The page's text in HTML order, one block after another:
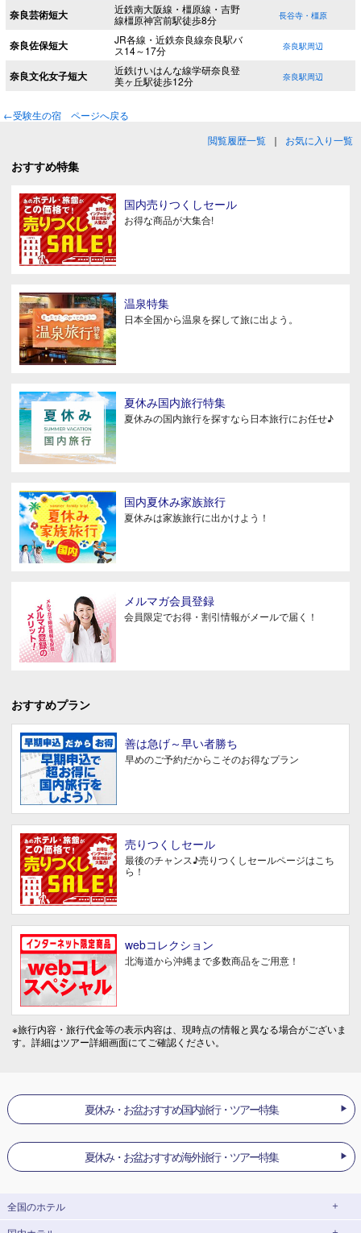
奈良芸術短大
近鉄南大阪線・橿原線・吉野
線橿原神宮前駅徒歩8分
長谷寺・橿原
奈良佐保短大
JR各線・近鉄奈良線奈良駅バ
ス14～17分
奈良駅周辺
奈良文化女子短大
近鉄けいはんな線学研奈良登
美ヶ丘駅徒歩12分
奈良駅周辺
←受験生の宿 ページへ戻る
閲覧履歴一覧 ｜ お気に入り一覧
おすすめ特集
国内売りつくしセール
お得な商品が大集合!
温泉特集
日本全国から温泉を探して旅に出よう。
夏休み国内旅行特集
夏休みの国内旅行を探すなら日本旅行にお任せ♪
国内夏休み家族旅行
夏休みは家族旅行に出かけよう！
メルマガ会員登録
会員限定でお得・割引情報がメールで届く！
おすすめプラン
善は急げ～早い者勝ち
早めのご予約だからこそのお得なプラン
売りつくしセール
最後のチャンス♪売りつくしセールページはこち
ら！
webコレクション
北海道から沖縄まで多数商品をご用意！
※旅行内容・旅行代金等の表示内容は、現時点の情報と異なる場合がございま
す。詳細はツアー詳細画面にてご確認ください。
夏休み・お盆おすすめ国内旅行・ツアー特集
夏休み・お盆おすすめ海外旅行・ツアー特集
全国のホテル